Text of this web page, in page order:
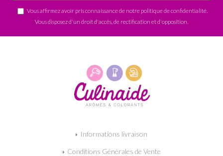
Vous affirmez avoir pris connaissance de notre politique de confidentialité
Vous disposez d'un droit d'accès, de rectification et d'opposition.
Informations livraison
Conditions Générales de Vente